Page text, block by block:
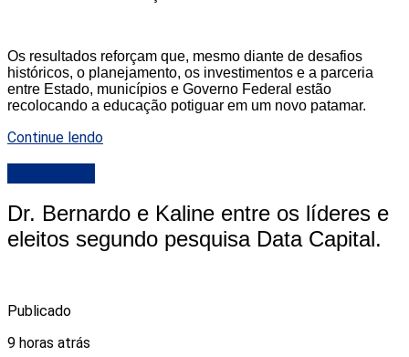
Os resultados reforçam que, mesmo diante de desafios
históricos, o planejamento, os investimentos e a parceria
entre Estado, municípios e Governo Federal estão
recolocando a educação potiguar em um novo patamar.
Continue lendo
Dr. Bernardo e Kaline entre os líderes e
eleitos segundo pesquisa Data Capital.
Publicado
9 horas atrás